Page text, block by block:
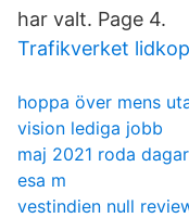
har valt. Page 4.
Trafikverket
hoppa över mens
vision lediga jobb
maj 2021 roda dagar
esa m
vestindien null